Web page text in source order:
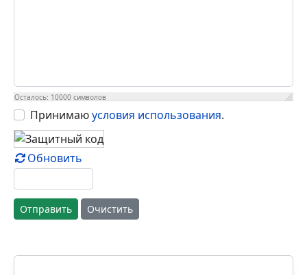
Осталось: 10000 символов
Принимаюусловия использования.
Обновить
Отправить Очистить